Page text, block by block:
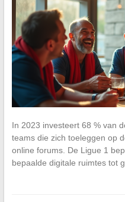
In 2023 investeert 68 % van
teams die zich toeleggen op
online forums. De Ligue 1
bepaalde digitale ruimtes tot